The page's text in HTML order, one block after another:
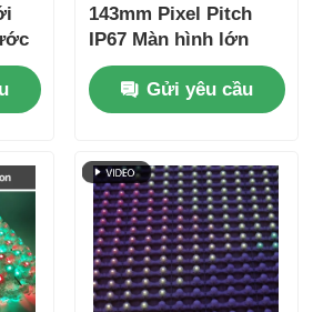
du
143mm Pixel Pitch
IP67 Màn hình lớn
ngoài trời siêu nhẹ
cho các dự án sáng
tạo cảnh quan đô thị
Gửi yêu cầu